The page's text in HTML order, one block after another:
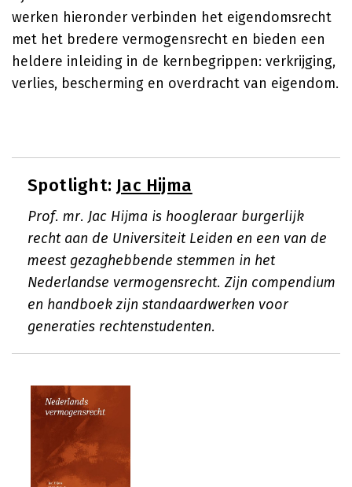
werken hieronder verbinden het eigendomsrecht
met het bredere vermogensrecht en bieden een
heldere inleiding in de kernbegrippen: verkrijging,
verlies, bescherming en overdracht van eigendom.
Spotlight: Jac Hijma
Prof. mr. Jac Hijma is hoogleraar burgerlijk
recht aan de Universiteit Leiden en een van de
meest gezaghebbende stemmen in het
Nederlandse vermogensrecht. Zijn compendium
en handboek zijn standaardwerken voor
generaties rechtenstudenten.